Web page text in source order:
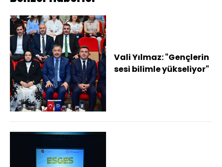
Vali Yılmaz: "Gençlerin
sesi bilimle yükseliyor"